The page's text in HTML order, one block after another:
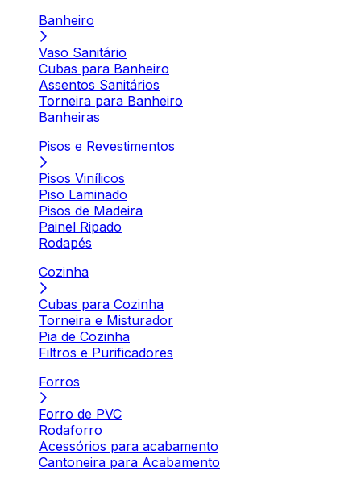
Banheiro
Vaso Sanitário
Cubas para Banheiro
Assentos Sanitários
Torneira para Banheiro
Banheiras
Pisos e Revestimentos
Pisos Vinílicos
Piso Laminado
Pisos de Madeira
Painel Ripado
Rodapés
Cozinha
Cubas para Cozinha
Torneira e Misturador
Pia de Cozinha
Filtros e Purificadores
Forros
Forro de PVC
Rodaforro
Acessórios para acabamento
Cantoneira para Acabamento